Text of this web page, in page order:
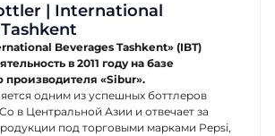
| International
Beverages Tashkent» (IBT)
в 2011 году на базе
производителя «Sibur».
одним из успешных боттлеров
в Центральной Азии и отвечает за
под торговыми марками Pepsi,